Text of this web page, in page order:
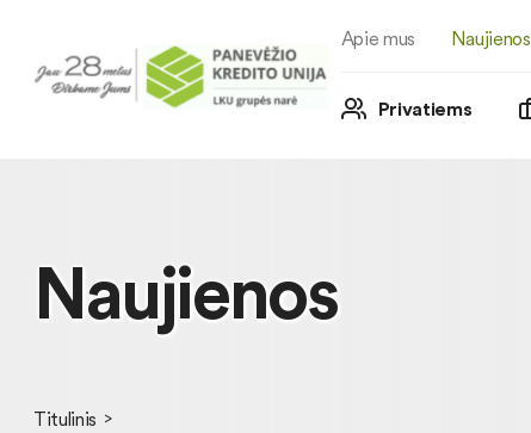
Apie mus Naujienos
Privatiems
Naujienos
Titulinis